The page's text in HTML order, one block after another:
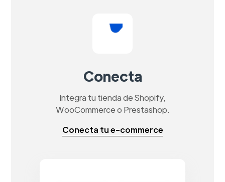
Conecta
Integra tu tienda de Shopify,
WooCommerce o Prestashop.
Conecta tu e-commerce